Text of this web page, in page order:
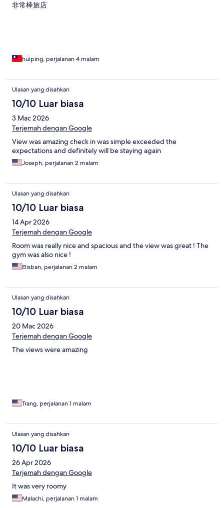
非常棒旅店
huiping, perjalanan 4 malam
Ulasan yang disahkan
10/10 Luar biasa
3 Mac 2026
Terjemah dengan Google
View was amazing check in was simple exceeded the
expectations and definitely will be staying again
Joseph, perjalanan 2 malam
Ulasan yang disahkan
10/10 Luar biasa
14 Apr 2026
Terjemah dengan Google
Room was really nice and spacious and the view was great ! The
gym was also nice !
Elisban, perjalanan 2 malam
Ulasan yang disahkan
10/10 Luar biasa
20 Mac 2026
Terjemah dengan Google
The views were amazing
Trang, perjalanan 1 malam
Ulasan yang disahkan
10/10 Luar biasa
26 Apr 2026
Terjemah dengan Google
It was very roomy
Malachi, perjalanan 1 malam